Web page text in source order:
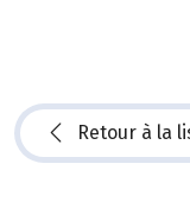
Retour à la